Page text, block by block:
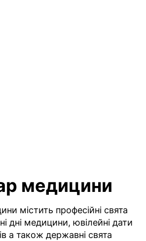
медицини
містить професійні свята
дні медицини, ювілейні дати
а також державні свята